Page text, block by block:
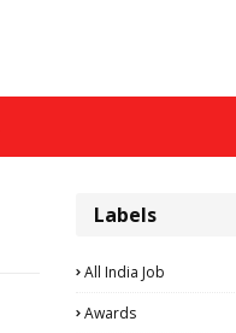
Labels
All India Job
Awards